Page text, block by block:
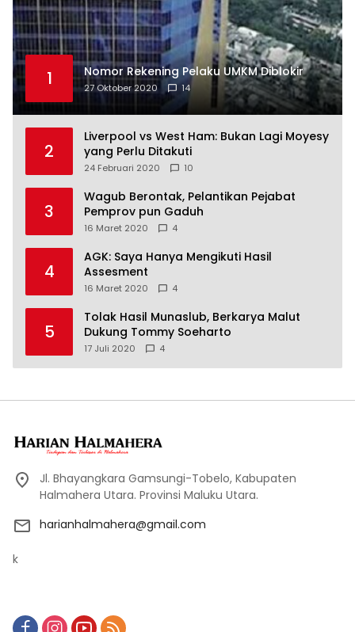
1 Nomor Rekening Pelaku UMKM Diblokir
27 Oktober 2020 14
2
Liverpool vs West Ham: Bukan Lagi Moyesy
yang Perlu Ditakuti
24 Februari 2020 10
3
Wagub Berontak, Pelantikan Pejabat
Pemprov pun Gaduh
16 Maret 2020 4
4
AGK: Saya Hanya Mengikuti Hasil
Assesment
16 Maret 2020 4
5
Tolak Hasil Munaslub, Berkarya Malut
Dukung Tommy Soeharto
17 Juli 2020 4
Jl. Bhayangkara Gamsungi-Tobelo, Kabupaten
Halmahera Utara. Provinsi Maluku Utara.
harianhalmahera@gmail.com
k